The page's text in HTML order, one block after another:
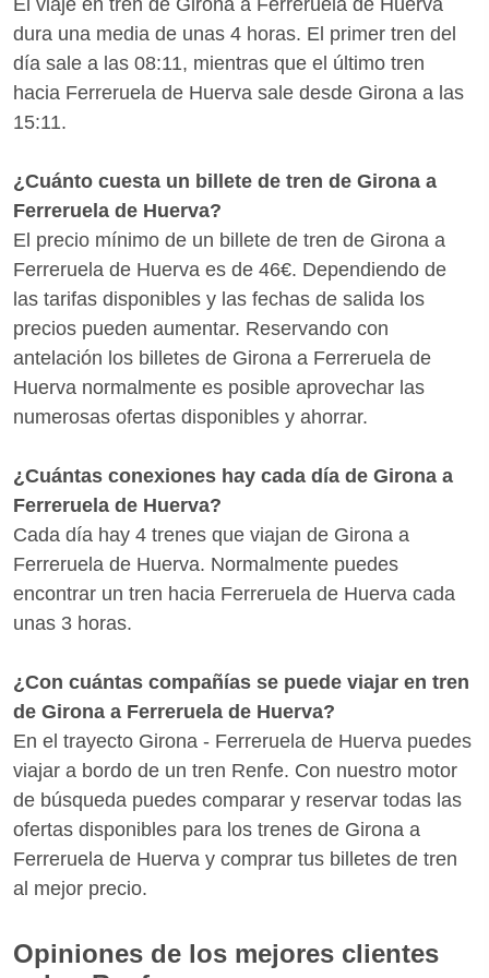
dura una media de unas 4 horas. El primer tren del
día sale a las 08:11, mientras que el último tren
hacia Ferreruela de Huerva sale desde Girona a las
15:11.
¿Cuánto cuesta un billete de tren de Girona a
Ferreruela de Huerva?
El precio mínimo de un billete de tren de Girona a
Ferreruela de Huerva es de 46€. Dependiendo de
las tarifas disponibles y las fechas de salida los
precios pueden aumentar. Reservando con
antelación los billetes de Girona a Ferreruela de
Huerva normalmente es posible aprovechar las
numerosas ofertas disponibles y ahorrar.
¿Cuántas conexiones hay cada día de Girona a
Ferreruela de Huerva?
Cada día hay 4 trenes que viajan de Girona a
Ferreruela de Huerva. Normalmente puedes
encontrar un tren hacia Ferreruela de Huerva cada
unas 3 horas.
¿Con cuántas compañías se puede viajar en tren
de Girona a Ferreruela de Huerva?
En el trayecto Girona - Ferreruela de Huerva puedes
viajar a bordo de un tren Renfe. Con nuestro motor
de búsqueda puedes comparar y reservar todas las
ofertas disponibles para los trenes de Girona a
Ferreruela de Huerva y comprar tus billetes de tren
al mejor precio.
Opiniones de los mejores clientes